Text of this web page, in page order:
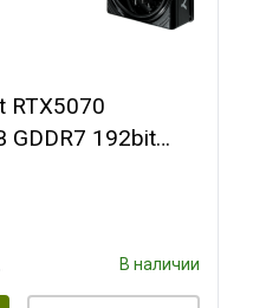
RTX5070
GDDR7 192bit
RTL
В наличии